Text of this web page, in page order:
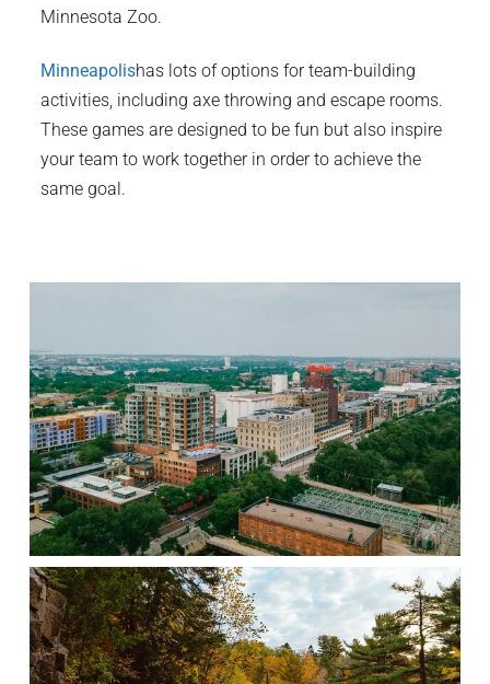
Minnesota Zoo.
Minneapolishas lots of options for team-building
activities, including axe throwing and escape rooms.
These games are designed to be fun but also inspire
your team to work together in order to achieve the
same goal.